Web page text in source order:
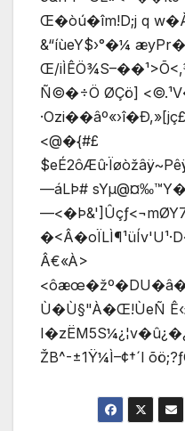
Œ�òú�îm!D;j q
&“íùeY$›°�¼
Œ/
Ñ©�÷Ö ØÇö]
<@�{#£
—áLÞ#
Â€«­À>
Ù�Ù§"À�Œ!ÙeÑ
ŽB^-±1Ÿ¼Ì–¢†´l­